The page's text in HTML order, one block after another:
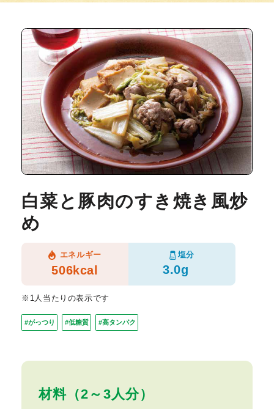
材料（2～3人分）
白菜と豚肉のすき焼き風炒
め
エネルギー
506kcal
塩分
3.0g
※1人当たりの表示です
#がっつり #低糖質 #高タンパク